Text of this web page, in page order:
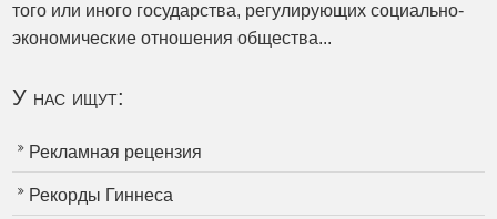
того или иного государства, регулирующих социально-
экономические отношения общества...
У нас ищут:
Рекламная рецензия
Рекорды Гиннеса